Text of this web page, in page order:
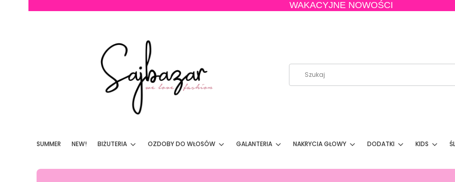
WAKACYJNE NOWOŚCI
SUMMER NEW! BIŻUTERIA OZDOBY DO WŁOSÓW GALANTERIA NAKRYCIA GŁOWY DODATKI KIDS